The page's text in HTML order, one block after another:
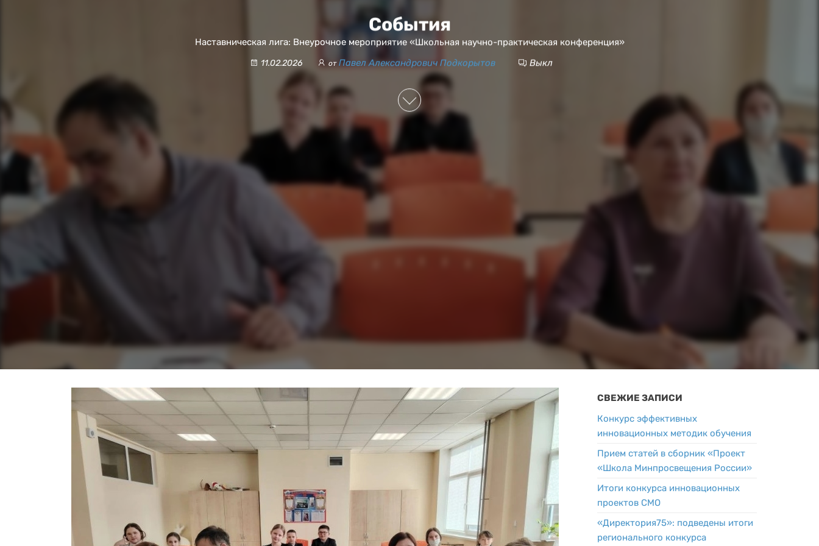
События
Наставническая лига: Внеурочное мероприятие «Школьная научно-практическая конференция»
11.02.2026 от Павел Александрович Подкорытов Выкл
СВЕЖИЕ ЗАПИСИ
Конкурс эффективных
инновационных методик обучения
Прием статей в сборник «Проект
«Школа Минпросвещения России»
Итоги конкурса инновационных
проектов СМО
«Директория75»: подведены итоги
регионального конкурса